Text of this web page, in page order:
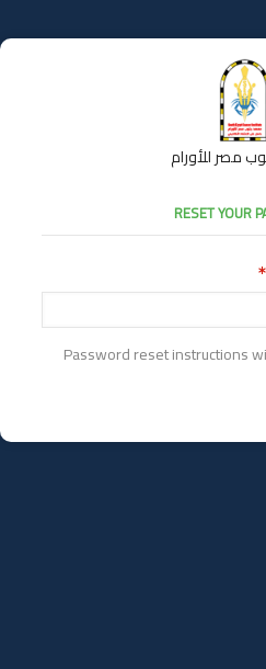
مصر للأورام
RESET YOUR
Password reset instructions